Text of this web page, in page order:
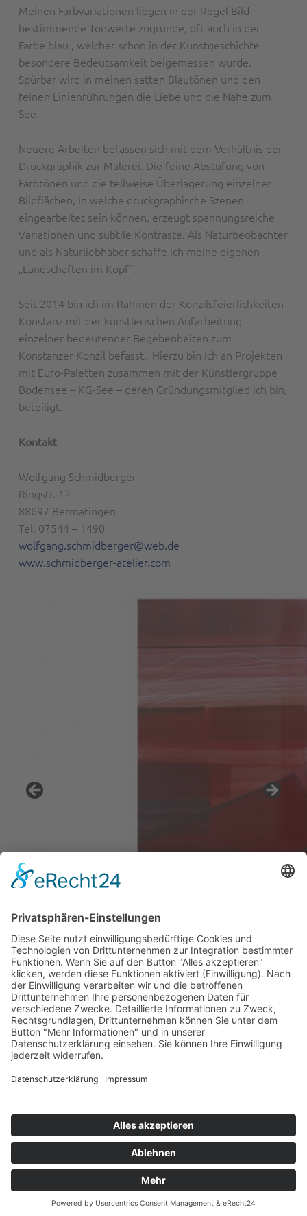
Meinen Farbvariationen liegen in der Regel Bild
bestimmende Tonwerte zugrunde, oft auch in der
Farbe blau , welcher schon in der Kunstgeschichte
besondere Bedeutsamkeit beigemessen wurde.
Spürbar wird in meinen satten Blautönen und den
feinen Linienführungen die Liebe und die Nähe zum
See.
Neuere Arbeiten befassen sich mit dem Verhältnis der
Druckgraphik zur Malerei. Die feine Abstufung von
Farbtönen und die teilweise Überlagerung einzelner
Bildflächen, in welche druckgraphische Szenen
eingearbeitet sein können, erzeugt spannungsreiche
Variationen und subtile Kontraste. Als Naturbeobachter
und als Naturliebhaber schaffe ich meine eigenen
„Landschaften im Kopf“.
Seit 2014 bin ich im Rahmen der Konzilsfeierlichkeiten
Konstanz mit der künstlerischen Aufarbeitung
einzelner bedeutender Begebenheiten zum
Konstanzer Konzil befasst. Hierzu bin ich an Projekten
mit Euro-Paletten zusammen mit der Künstlergruppe
Bodensee – KG-See – deren Gründungsmitglied ich bin,
beteiligt.
Kontakt
Wolfgang Schmidberger
Ringstr. 12
88697 Bermatingen
Tel. 07544 – 1490
wolfgang.schmidberger@web.de
www.schmidberger-atelier.com
Toggle sidebar
© 2026 Ravensburg-Weingartener Kunstverein e.V. |Using
|Datenschutzerklärung
top ↑